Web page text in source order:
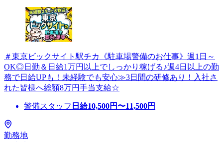
＃東京ビックサイト駅チカ《駐車場警備のお仕事》週1日～
OK◎日勤＆日給1万円以上でしっかり稼げる♪週4日以上の勤
務で日給UPも！未経験でも安心≫3日間の研修あり！入社さ
れた皆様へ総額8万円手当支給☆
警備スタッフ 日給10,500円〜11,500円
勤務地